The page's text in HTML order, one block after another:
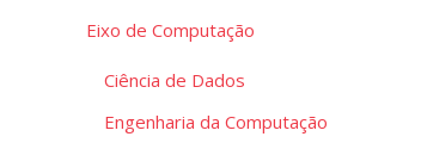
Eixo de Computação
Ciência de Dados
Engenharia da Computação